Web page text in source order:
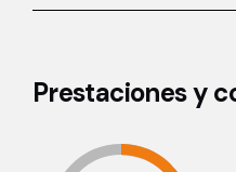
Prestaciones y